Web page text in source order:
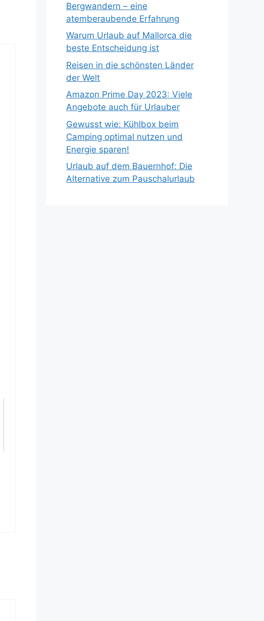
Bergwandern – eine
atemberaubende Erfahrung
Warum Urlaub auf Mallorca die
beste Entscheidung ist
Reisen in die schönsten Länder
der Welt
Amazon Prime Day 2023: Viele
Angebote auch für Urlauber
Gewusst wie: Kühlbox beim
Camping optimal nutzen und
Energie sparen!
Urlaub auf dem Bauernhof: Die
Alternative zum Pauschalurlaub